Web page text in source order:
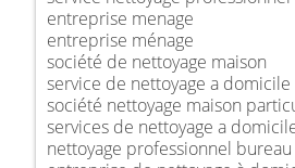
entreprise menage
entreprise ménage
société de nettoyage maison
service de nettoyage a domicile
société nettoyage maison
services de nettoyage a
nettoyage professionnel bureau